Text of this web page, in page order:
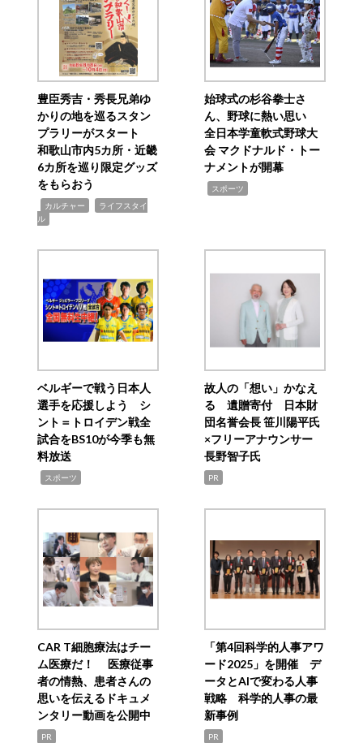
豊臣秀吉・秀長兄弟ゆ
かりの地を巡るスタン
プラリーがスタート
和歌山市内5カ所・近畿
6カ所を巡り限定グッズ
をもらおう
カルチャー
ライフスタイ
ル
始球式の杉谷拳士さ
ん、野球に熱い思い
全日本学童軟式野球大
会 マクドナルド・トー
ナメントが開幕
スポーツ
ベルギーで戦う日本人
選手を応援しよう シ
ント＝トロイデン戦全
試合をBS10が今季も無
料放送
スポーツ
故人の「想い」かなえ
る 遺贈寄付 日本財
団名誉会長 笹川陽平氏
×フリーアナウンサー
長野智子氏
PR
CAR T細胞療法はチー
ム医療だ！ 医療従事
者の情熱、患者さんの
思いを伝えるドキュメ
ンタリー動画を公開中
PR
「第4回科学的人事アワ
ード2025」を開催 デ
ータとAIで変わる人事
戦略 科学的人事の最
新事例
PR